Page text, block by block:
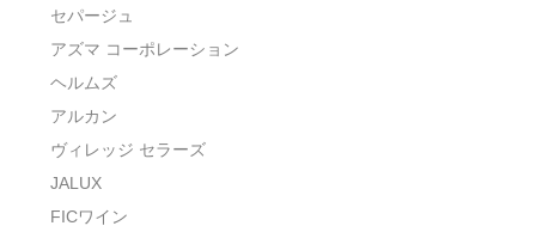
セパージュ
アズマ コーポレーション
ヘルムズ
アルカン
ヴィレッジ セラーズ
JALUX
FICワイン